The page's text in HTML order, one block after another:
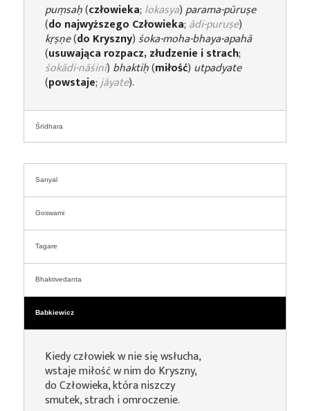
puṃsaḥ(człowieka; lokasya)parama-pūruṣe
(do najwyższego Człowieka; ādi-puruṣe)
kṛṣṇe(do Kryszny)śoka-moha-bhaya-apahā
(usuwająca rozpacz, złudzenie i strach;
śokādi-nāśinī) bhaktiḥ(miłość) utpadyate
(powstaje;jāyate).
Śrīdhara
Sanyal
Goswami
Tagare
Bhaktivedanta
Babkiewicz
Kiedy człowiek w nie się wsłucha,
wstaje miłość w nim do Kryszny,
do Człowieka, która niszczy
smutek, strach i omroczenie.